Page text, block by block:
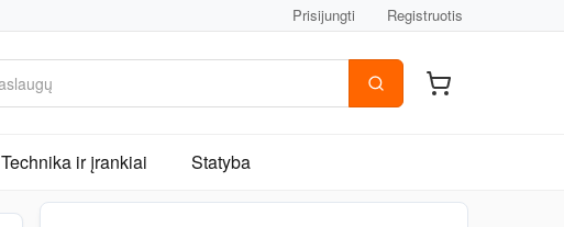
Prisijungti Registruotis
Technika ir įrankiai Statyba